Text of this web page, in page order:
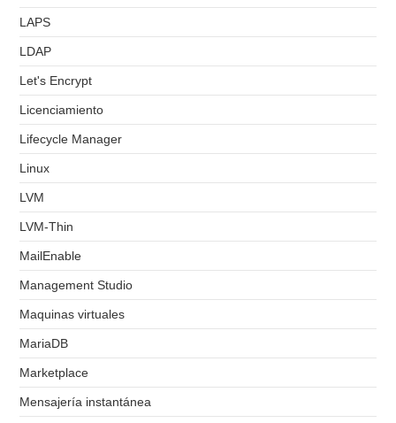
LAPS
LDAP
Let's Encrypt
Licenciamiento
Lifecycle Manager
Linux
LVM
LVM-Thin
MailEnable
Management Studio
Maquinas virtuales
MariaDB
Marketplace
Mensajería instantánea